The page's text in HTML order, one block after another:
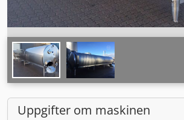
Uppgifter om maskinen